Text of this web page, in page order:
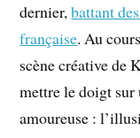
dernier,battant
française. Au
scène créative de
mettre le doigt sur
amoureuse :